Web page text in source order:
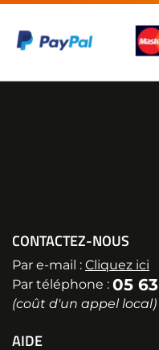
CONTACTEZ-NOUS
Par e-mail : Cliquez ici
Par téléphone : 05
(coût d'un appel local)
AIDE